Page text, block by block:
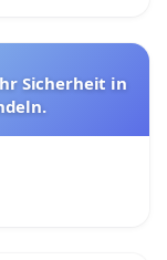
Sicherheit in